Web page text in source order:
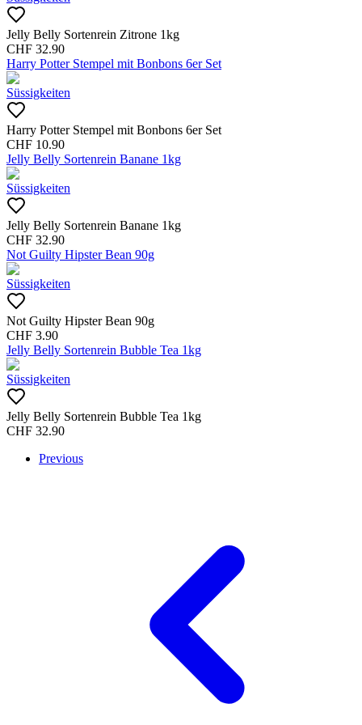
Jelly Belly Sortenrein Zitrone 1kg
CHF 32.90
Harry Potter Stempel mit Bonbons 6er Set
Süssigkeiten
Harry Potter Stempel mit Bonbons 6er Set
CHF 10.90
Jelly Belly Sortenrein Banane 1kg
Süssigkeiten
Jelly Belly Sortenrein Banane 1kg
CHF 32.90
Not Guilty Hipster Bean 90g
Süssigkeiten
Not Guilty Hipster Bean 90g
CHF 3.90
Jelly Belly Sortenrein Bubble Tea 1kg
Süssigkeiten
Jelly Belly Sortenrein Bubble Tea 1kg
CHF 32.90
Previous